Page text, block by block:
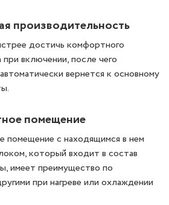
производительность
достичь комфортного
включении, после чего
вернется к основному
помещение
помещение с находящимся в нем
который входит в состав
имеет преимущество по
при нагреве или охлаждении